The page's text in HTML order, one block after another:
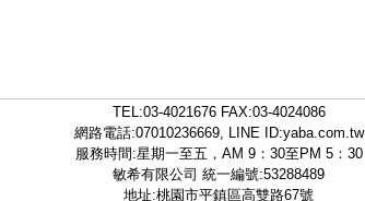
TEL:03-4021676FAX:03-4024086
網路電話:07010236669, LINE ID:yaba.com.tw
服務時間:星期一至五，AM 9：30至PM 5：30
敏希有限公司 統一編號:53288489
地址:桃園市平鎮區高雙路67號